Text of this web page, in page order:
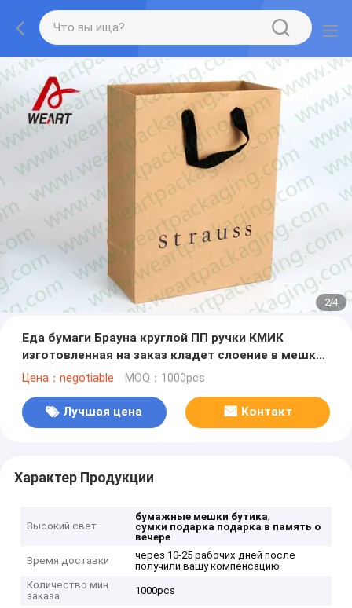
3/4
Еда бумаги Брауна круглой ПП ручки КМИК
изготовленная на заказ кладет слоение в мешки
Матт
Цена：negotiable MOQ：1000pcs
Лучшая цена Контакт
Характер Продукции
Высокий свет
бумажные мешки бутика,
сумки подарка подарка в память о
вечере
Время доставки
через 10-25 рабочих дней после
получили вашу компенсацию
Количество мин
заказа
1000pcs